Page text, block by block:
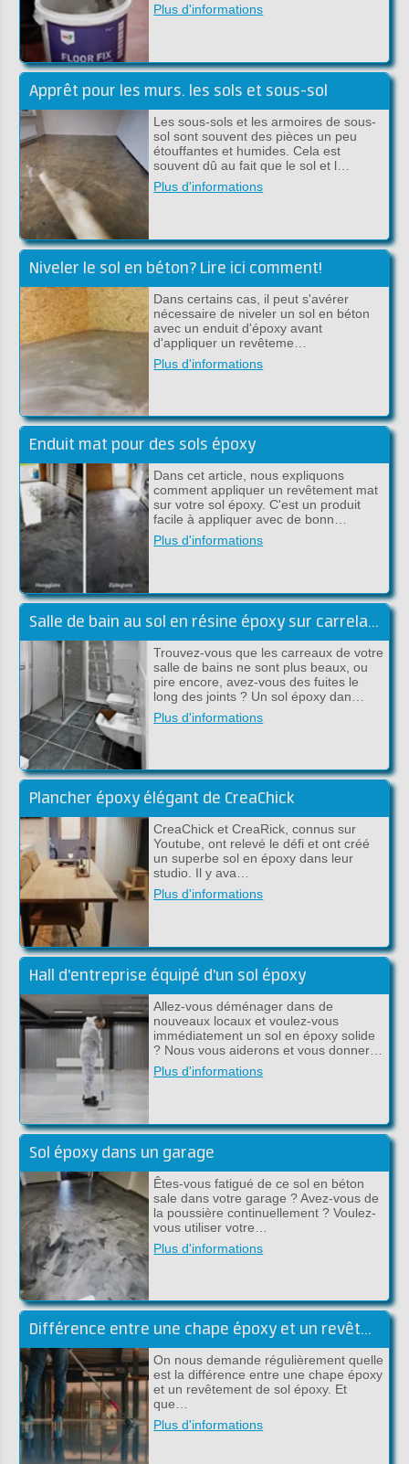
Plus d'informations
Apprêt pour les murs. les sols et sous-sol
Les sous-sols et les armoires de sous-
sol sont souvent des pièces un peu
étouffantes et humides. Cela est
souvent dû au fait que le sol et l…
Plus d'informations
Niveler le sol en béton? Lire ici comment!
Dans certains cas, il peut s'avérer
nécessaire de niveler un sol en béton
avec un enduit d'époxy avant
d'appliquer un revêteme…
Plus d'informations
Enduit mat pour des sols époxy
Dans cet article, nous expliquons
comment appliquer un revêtement mat
sur votre sol époxy. C'est un produit
facile à appliquer avec de bonn…
Plus d'informations
Salle de bain au sol en résine époxy sur carrelage
Trouvez-vous que les carreaux de votre
salle de bains ne sont plus beaux, ou
pire encore, avez-vous des fuites le
long des joints ? Un sol époxy dan…
Plus d'informations
Plancher époxy élégant de CreaChick
CreaChick et CreaRick, connus sur
Youtube, ont relevé le défi et ont créé
un superbe sol en époxy dans leur
studio. Il y ava…
Plus d'informations
Hall d'entreprise équipé d'un sol époxy
Allez-vous déménager dans de
nouveaux locaux et voulez-vous
immédiatement un sol en époxy solide
? Nous vous aiderons et vous donner…
Plus d'informations
Sol époxy dans un garage
Êtes-vous fatigué de ce sol en béton
sale dans votre garage ? Avez-vous de
la poussière continuellement ? Voulez-
vous utiliser votre…
Plus d'informations
Différence entre une chape époxy et un revêtement époxy
On nous demande régulièrement quelle
est la différence entre une chape époxy
et un revêtement de sol époxy. Et
que…
Plus d'informations